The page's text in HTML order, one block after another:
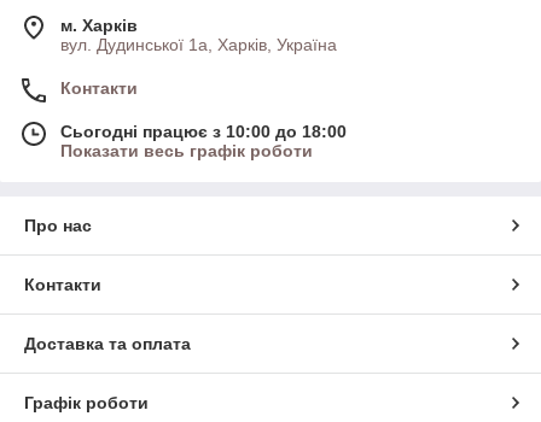
м. Харків
вул. Дудинської 1а, Харків, Україна
Контакти
Сьогодні працює з 10:00 до 18:00
Показати весь графік роботи
Про нас
Контакти
Доставка та оплата
Графік роботи